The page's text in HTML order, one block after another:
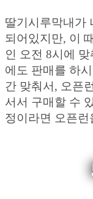
딸기시루막내가
되어있지만, 이
인 오전 8시에
에도 판매를 하
간 맞춰서, 오픈
서서 구매할 수
정이라면 오픈